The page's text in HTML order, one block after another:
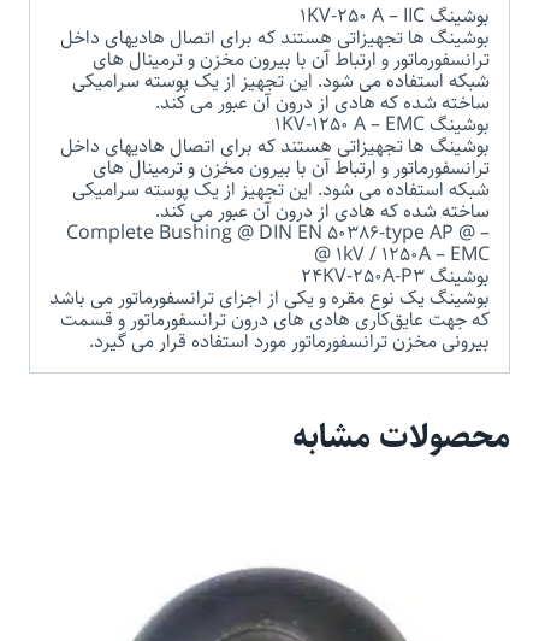
بوشینگ 1KV-250 A – IIC
بوشینگ ها تجهیزاتی هستند که برای اتصال هادیهای داخل
ترانسفورماتور و ارتباط آن با بیرون مخزن و ترمینال های
شبکه استفاده می شود. این تجهیز از یک پوسته سرامیکی
ساخته شده که هادی از درون آن عبور می کند.
بوشینگ 1KV-1250 A – EMC
بوشینگ ها تجهیزاتی هستند که برای اتصال هادیهای داخل
ترانسفورماتور و ارتباط آن با بیرون مخزن و ترمینال های
شبکه استفاده می شود. این تجهیز از یک پوسته سرامیکی
ساخته شده که هادی از درون آن عبور می کند.
Complete Bushing @ DIN EN 50386-type AP @ –
@ 1kV / 1250A – EMC
بوشینگ 24KV-250A-P3
بوشینگ یک نوع مقره و یکی از اجزای ترانسفورماتور می باشد
که جهت عایق‌کاری هادی ‌های درون ترانسفورماتور و قسمت
بیرونی مخزن ترانسفورماتور مورد استفاده قرار می گیرد.
محصولات مشابه